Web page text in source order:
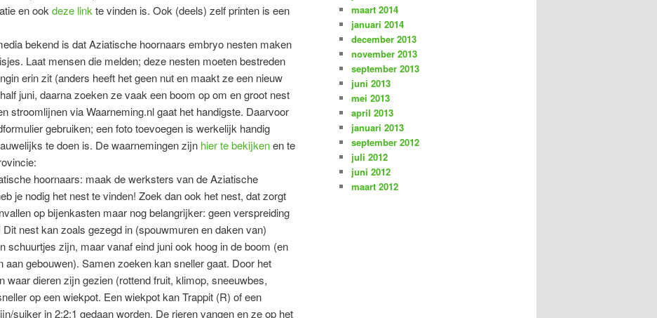
en ook deze link te vinden is. Ook (deels) zelf printen is een
bekend is dat Aziatische hoornaars embryo nesten maken
Laat mensen die melden; deze nesten moeten bestreden
erin zit (anders heeft het geen nut en maakt ze een nieuw
juni, daarna zoeken ze vaak een boom op om en groot nest
stroomlijnen via Waarneming.nl gaat het handigste. Daarvoor
gebruiken; een foto toevoegen is werkelijk handig
te doen is. De waarnemingen zijn hier te bekijkenen te
hoornaars: maak de werksters van de Aziatische
je nodig het nest te vinden! Zoek dan ook het nest, dat zorgt
op bijenkasten maar nog belangrijker: geen verspreiding
nest kan zoals gezegd in (spouwmuren en daken van)
schuurtjes zijn, maar vanaf eind juni ook hoog in de boom (en
aan gebouwen). Samen zoeken kan sneller gaat. Door het
waar dieren zijn gezien (rottend fruit, klimop, sneeuwbes,
op een wiekpot. Een wiekpot kan Trappit (R) of een
suiker in 2:2:1 gedaan worden. De rieren vangen en ze op het
maart 2014
januari 2014
december 2013
november 2013
september 2013
juni 2013
mei 2013
april 2013
januari 2013
september 2012
juli 2012
juni 2012
maart 2012